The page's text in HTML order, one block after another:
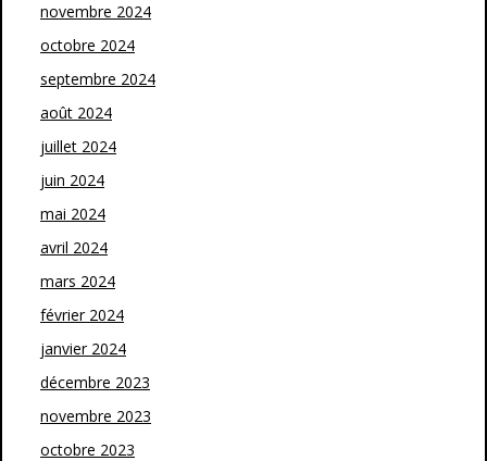
novembre 2024
octobre 2024
septembre 2024
août 2024
juillet 2024
juin 2024
mai 2024
avril 2024
mars 2024
février 2024
janvier 2024
décembre 2023
novembre 2023
octobre 2023